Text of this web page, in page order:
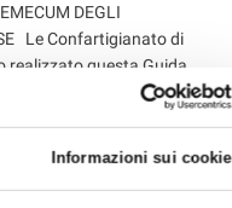
Informazioni sui cookie
DEGLI
Le Confartigianato di
realizzato questa Guida
di obblighi e